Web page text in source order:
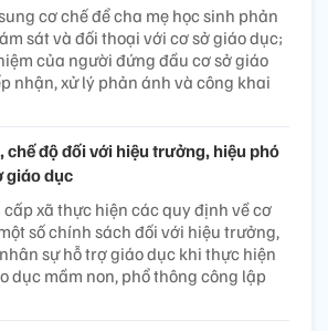
cơ chế để cha mẹ học sinh phản
sát và đối thoại với cơ sở giáo dục;
của người đứng đầu cơ sở giáo
nhận, xử lý phản ánh và công khai
chế độ đối với hiệu trưởng, hiệu phó
giáo dục
xã thực hiện các quy định về cơ
số chính sách đối với hiệu trưởng,
sự hỗ trợ giáo dục khi thực hiện
dục mầm non, phổ thông công lập